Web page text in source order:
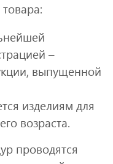
–
выпущенной
изделиям для
возраста.
проводятся